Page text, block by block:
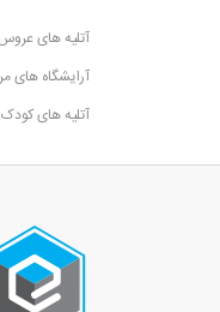
آتلیه های
آرایشگاه های
آتلیه های